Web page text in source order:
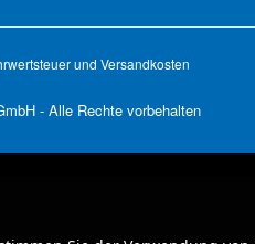
und Versandkosten
- Alle Rechte vorbehalten